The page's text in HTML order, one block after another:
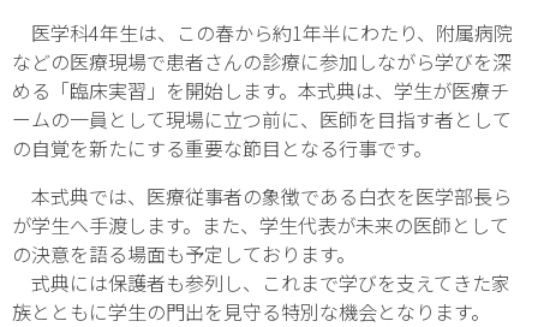
医学科4年生は、この春から約1年半にわたり、附属病院
などの医療現場で患者さんの診療に参加しながら学びを深
める「臨床実習」を開始します。本式典は、学生が医療チ
ームの一員として現場に立つ前に、医師を目指す者として
の自覚を新たにする重要な節目となる行事です。
本式典では、医療従事者の象徴である白衣を医学部長ら
が学生へ手渡します。また、学生代表が未来の医師として
の決意を語る場面も予定しております。
式典には保護者も参列し、これまで学びを支えてきた家
族とともに学生の門出を見守る特別な機会となります。